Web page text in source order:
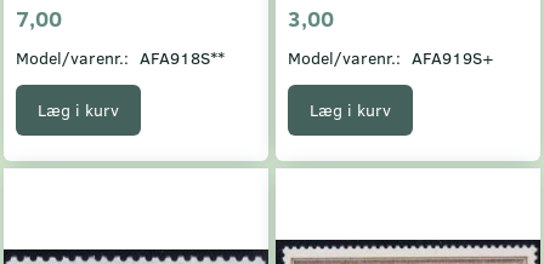
7,00
Model/varenr.: AFA918S**
Læg i kurv
3,00
Model/varenr.: AFA919S+
Læg i kurv